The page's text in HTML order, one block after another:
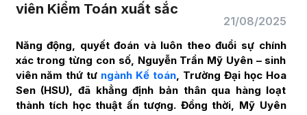
viên Kiểm Toán xuất sắc
21/08/2025
Năng động, quyết đoán và luôn theo đuổi sự chính
xác trong từng con số, Nguyễn Trần Mỹ Uyên – sinh
viên năm thứ tư ngành Kế toán, Trường Đại học Hoa
Sen (HSU), đã khẳng định bản thân qua hàng loạt
thành tích học thuật ấn tượng. Đồng thời, Mỹ Uyên